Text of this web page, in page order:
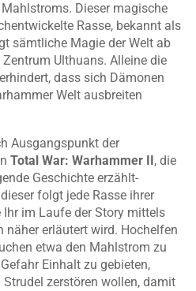
Dieser magische
Rasse, bekannt als
sämtliche Magie der Welt ab
Ulthuans. Alleine die
dass sich Dämonen
Welt ausbreiten
Ausgangspunkt der
Total War: Warhammer II , die
Geschichte erzählt-
folgt jede Rasse ihrer
im Laufe der Story mittels
näher erläutert wird. Hochelfen
etwa den Mahlstrom zu
Einhalt zu gebieten,
zerstören wollen, damit